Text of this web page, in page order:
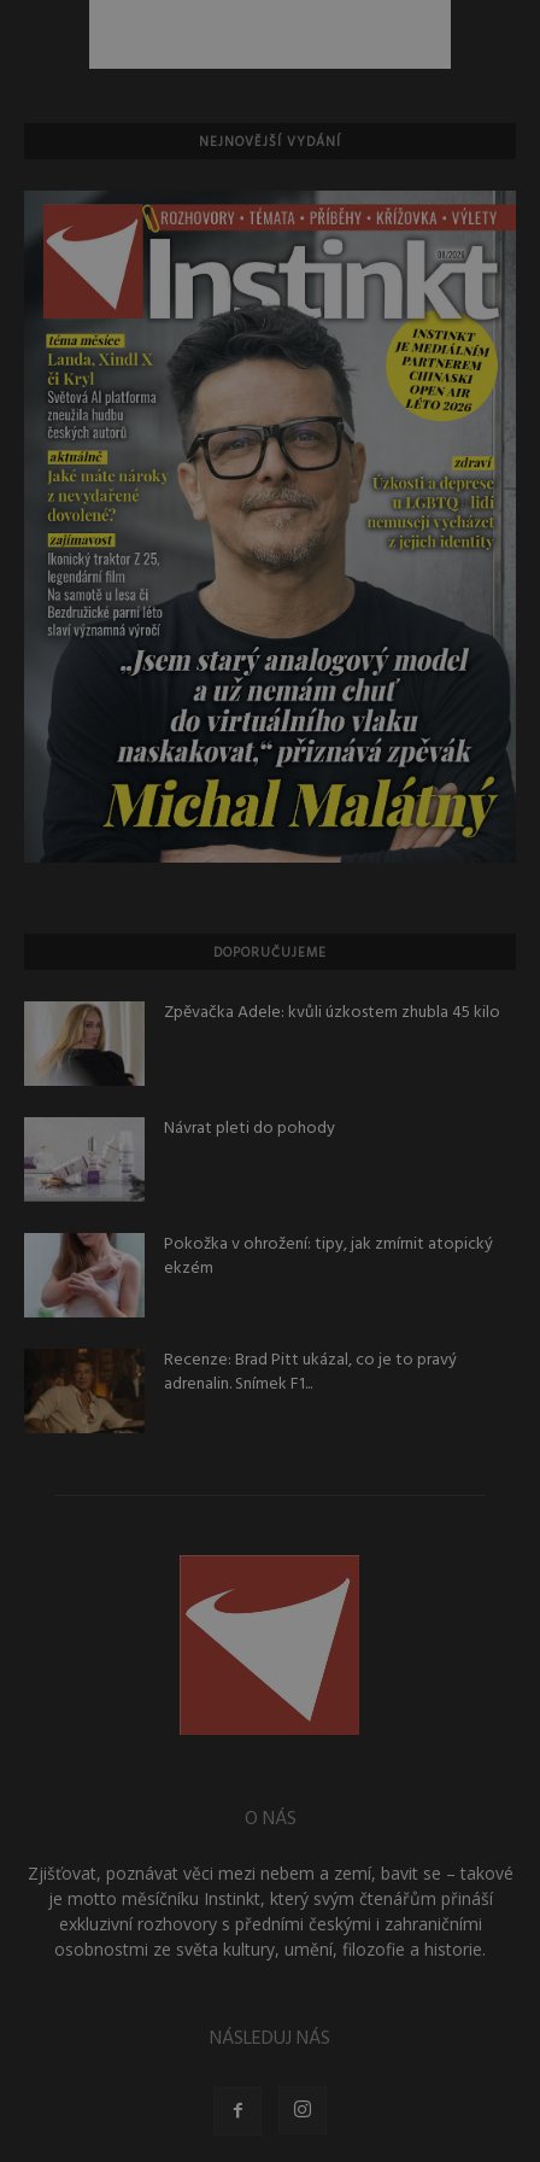
NEJNOVĚJŠÍ VYDÁNÍ
DOPORUČUJEME
Zpěvačka Adele: kvůli úzkostem zhubla 45 kilo
Návrat pleti do pohody
Pokožka v ohrožení: tipy, jak zmírnit atopický
ekzém
Recenze: Brad Pitt ukázal, co je to pravý
adrenalin. Snímek F1...
O NÁS
Zjišťovat, poznávat věci mezi nebem a zemí, bavit se – takové
je motto měsíčníku Instinkt, který svým čtenářům přináší
exkluzivní rozhovory s předními českými i zahraničními
osobnostmi ze světa kultury, umění, filozofie a historie.
NÁSLEDUJ NÁS